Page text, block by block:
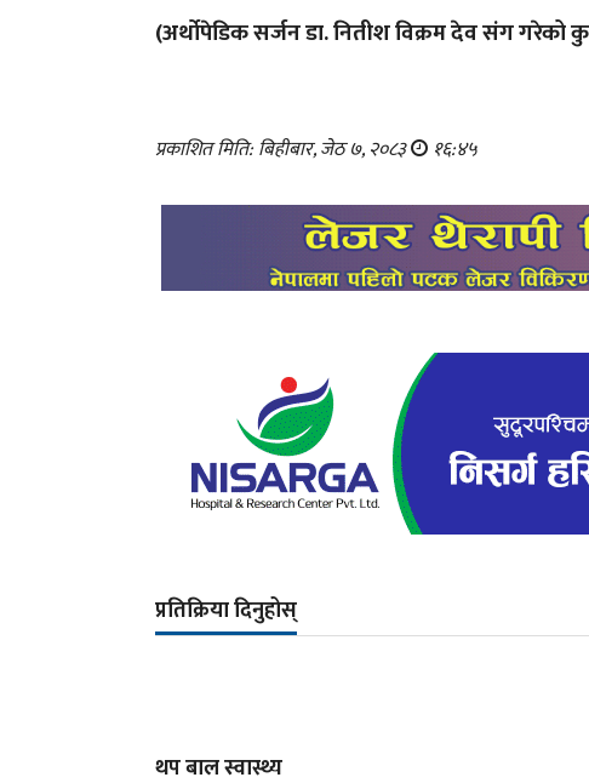
(अर्थोपेडिक सर्जन डा. नितीश विक्रम देव संग गरेको
प्रकाशित मिति: बिहीबार, जेठ ७, २०८३ १६:४५
प्रतिक्रिया दिनुहोस्
थप बाल स्वास्थ्य